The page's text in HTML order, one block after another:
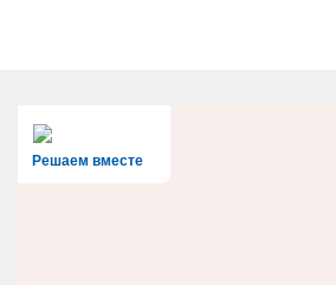
Решаем вместе